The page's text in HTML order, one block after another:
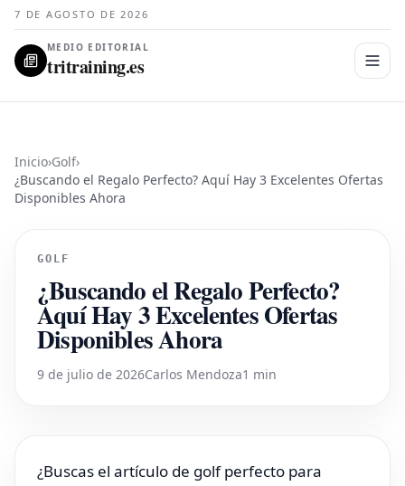
7 DE AGOSTO DE 2026
MEDIO EDITORIAL
tritraining.es
Inicio›Golf›
¿Buscando el Regalo Perfecto? Aquí Hay 3 Excelentes Ofertas
Disponibles Ahora
GOLF
¿Buscando el Regalo Perfecto?
Aquí Hay 3 Excelentes Ofertas
Disponibles Ahora
9 de julio de 2026Carlos Mendoza1 min
¿Buscas el artículo de golf perfecto para